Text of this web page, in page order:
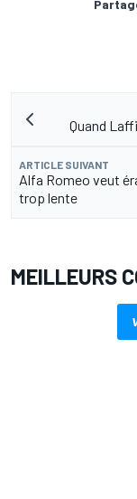
Quand
ARTICLE SUIVANT
Alfa Romeo veut
trop lente
MEILLEURS